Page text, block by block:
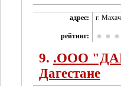
адрес: г.
рейтинг:
9. .ООО
Дагестане